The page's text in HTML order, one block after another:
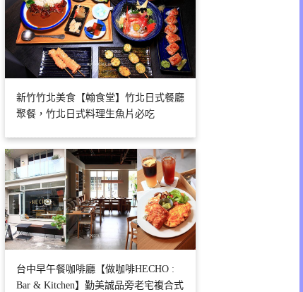
新竹竹北美食【翰食堂】竹北日式餐廳
聚餐，竹北日式料理生魚片必吃
台中早午餐咖啡廳【做咖啡HECHO :
Bar & Kitchen】勤美誠品旁老宅複合式